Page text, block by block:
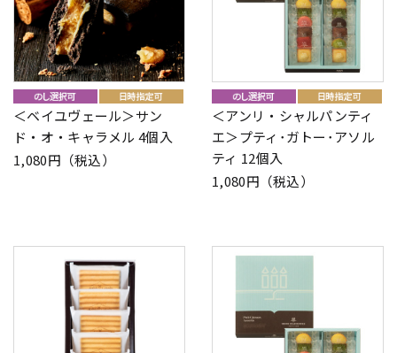
＜ベイユヴェール＞サン
ド・オ・キャラメル 4個入
1,080円（税込）
＜アンリ・シャルパンティ
エ＞プティ･ガトー･アソル
ティ 12個入
1,080円（税込）